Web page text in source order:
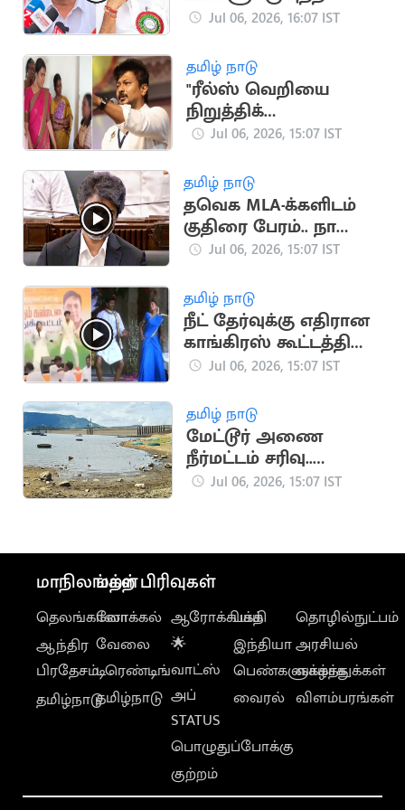
வரலையே”..
விமர்சித்த புகழேந்தி
Jul 06, 2026, 16:07 IST
தமிழ் நாடு
"ரீல்ஸ் வெறியை
நிறுத்திக்
கொள்ளுங்கள்"..
உதயநிதி கண்டனம்
Jul 06, 2026, 15:07 IST
தமிழ் நாடு
தவெக MLA-க்களிடம்
குதிரை பேரம்.. நாளை
விசாரணை
Jul 06, 2026, 15:07 IST
தமிழ் நாடு
நீட் தேர்வுக்கு எதிரான
காங்கிரஸ் கூட்டத்தில்
'அப்படி போடு'
Jul 06, 2026, 15:07 IST
தமிழ் நாடு
மேட்டூர் அணை
நீர்மட்டம் சரிவு..
டெல்டா விவசாயிகள்
Jul 06, 2026, 15:07 IST
மாநிலங்கள்
தெலங்கானா
ஆந்திர
பிரதேசம்
தமிழ்நாடு
மற்ற பிரிவுகள்
லோக்கல்
வேலை
டிரெண்டிங்
தமிழ்நாடு
ஆரோக்கியம்
🌟
வாட்ஸ்
அப்
STATUS
பொழுதுப்போக்கு
குற்றம்
பக்தி
இந்தியா
பெண்களுக்காக
வைரல்
தொழில்நுட்பம்
அரசியல்
வாழ்த்துக்கள்
விளம்பரங்கள்